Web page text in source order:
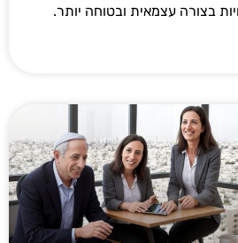
בצורה עצמאית ובטוחה יותר.